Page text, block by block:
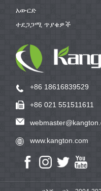
አውርድ
ተደጋጋሚ ጥያቄዎች
+86 18616839529
+86 021 551511611
www.kangton.com